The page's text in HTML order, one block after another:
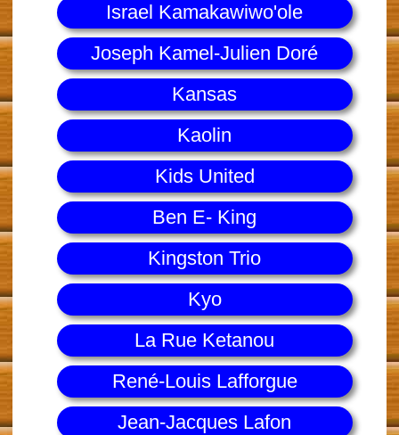
Israel Kamakawiwo'ole
Joseph Kamel-Julien Doré
Kansas
Kaolin
Kids United
Ben E- King
Kingston Trio
Kyo
La Rue Ketanou
René-Louis Lafforgue
Jean-Jacques Lafon